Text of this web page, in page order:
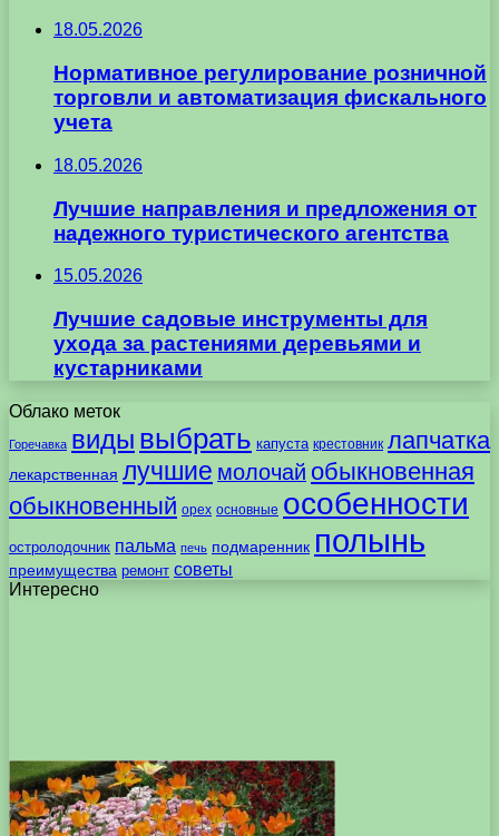
18.05.2026
Нормативное регулирование розничной
торговли и автоматизация фискального
учета
18.05.2026
Лучшие направления и предложения от
надежного туристического агентства
15.05.2026
Лучшие садовые инструменты для
ухода за растениями деревьями и
кустарниками
Облако меток
Горечавка виды выбрать капуста крестовник лапчатка
лекарственная лучшие молочай обыкновенная
обыкновенный орех основные особенности
остролодочник пальма печь подмаренник полынь
преимущества ремонт советы
Интересно